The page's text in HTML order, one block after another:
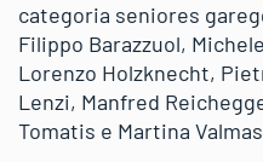
categoria seniores
Filippo Barazzuol,
Lorenzo Holzknecht,
Lenzi, Manfred
Tomatis e Martina